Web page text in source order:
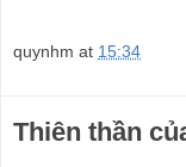
quynhm at 15:34
Thiên thần